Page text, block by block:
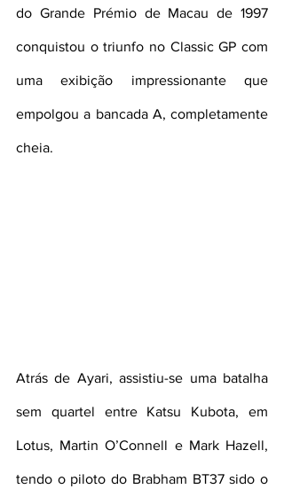
do Grande Prémio de Macau de 1997
conquistou o triunfo no Classic GP com
uma exibição impressionante que
empolgou a bancada A, completamente
cheia.
Atrás de Ayari, assistiu-se uma batalha
sem quartel entre Katsu Kubota, em
Lotus, Martin O’Connell e Mark Hazell,
tendo o piloto do Brabham BT37 sido o